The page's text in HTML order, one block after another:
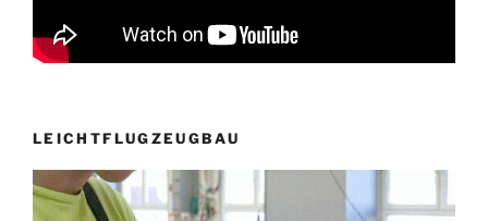
LEICHTFLUGZEUGBAU